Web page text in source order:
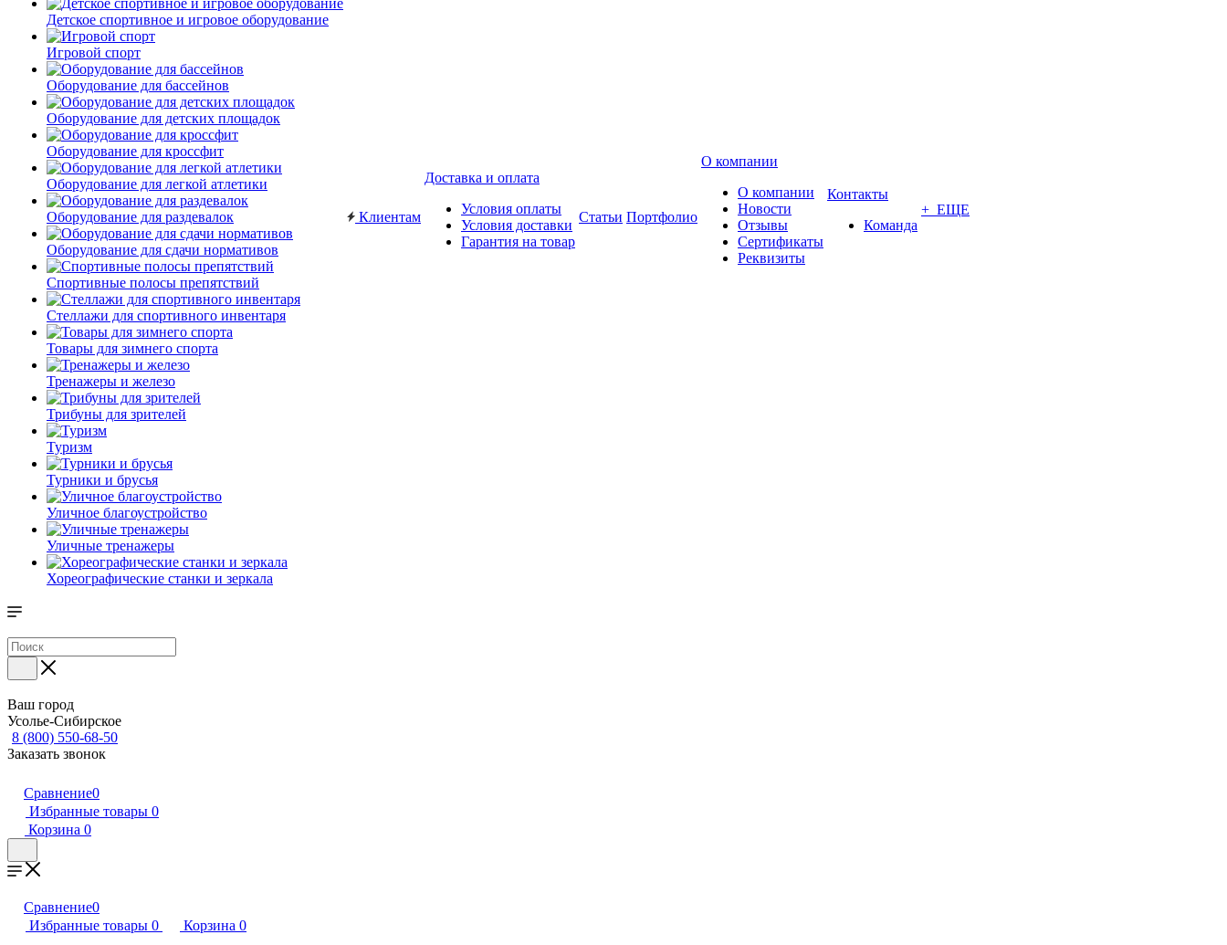
Детское спортивное и игровое оборудование
Игровой спорт
Оборудование для бассейнов
Оборудование для детских площадок
Оборудование для кроссфит
Оборудование для легкой атлетики
Оборудование для раздевалок
Оборудование для сдачи нормативов
Спортивные полосы препятствий
Стеллажи для спортивного инвентаря
Товары для зимнего спорта
Тренажеры и железо
Трибуны для зрителей
Туризм
Турники и брусья
Уличное благоустройство
Уличные тренажеры
Хореографические станки и зеркала
Клиентам
Доставка и оплата
Условия оплаты
Условия доставки
Гарантия на товар
Статьи Портфолио
О компании
О компании
Новости
Отзывы
Сертификаты
Реквизиты
Контакты
Команда
+ ЕЩЕ
Ваш город
Усолье-Сибирское
8 (800) 550-68-50
Заказать звонок
Сравнение0
Избранные товары 0
Корзина 0
Сравнение0
Избранные товары 0 Корзина 0